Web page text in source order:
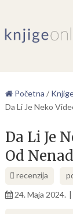
Početna /
Da Li Je Neko
Da Li Je
Od
recenzija
24. Maja 2024.